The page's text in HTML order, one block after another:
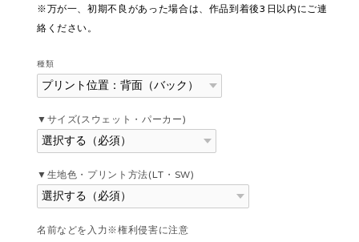
※万が一、初期不良があった場合は、作品到着後3日以内にご連
絡ください。
種類
▼サイズ(スウェット・パーカー)
▼生地色・プリント方法(LT・SW)
名前などを入力※権利侵害に注意